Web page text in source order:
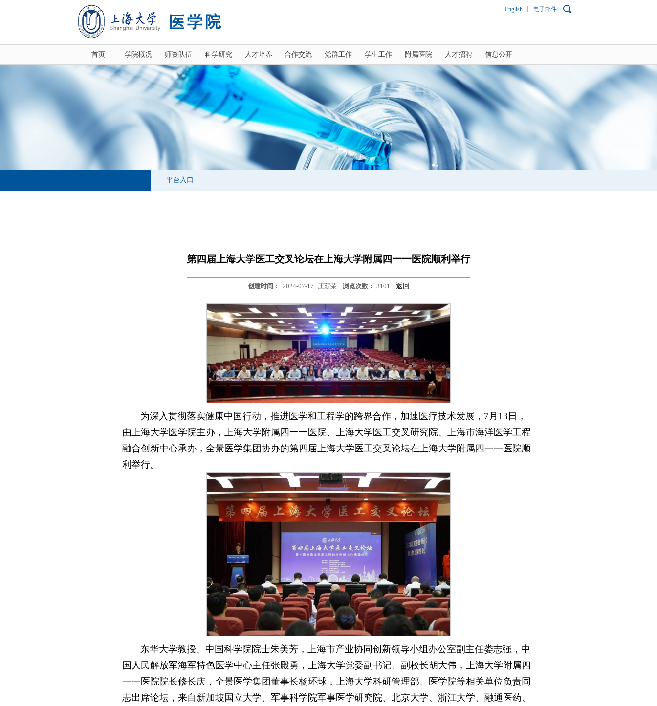
English 电子邮件
首页 学院概况 师资队伍 科学研究 人才培养 合作交流 党群工作 学生工作 附属医院 人才招聘 信息公开
平台入口
第四届上海大学医工交叉论坛在上海大学附属四一一医院顺利举行
创建时间： 2024-07-17 庄薪荣 浏览次数： 3101 返回
为深入贯彻落实健康中国行动，推进医学和工程学的跨界合作，加速医疗技术发展，7月13日，
由上海大学医学院主办，上海大学附属四一一医院、上海大学医工交叉研究院、上海市海洋医学工程
融合创新中心承办，全景医学集团协办的第四届上海大学医工交叉论坛在上海大学附属四一一医院顺
利举行。
东华大学教授、中国科学院院士朱美芳，上海市产业协同创新领导小组办公室副主任娄志强，中
国人民解放军海军特色医学中心主任张殿勇，上海大学党委副书记、副校长胡大伟，上海大学附属四
一一医院院长修长庆，全景医学集团董事长杨环球，上海大学科研管理部、医学院等相关单位负责同
志出席论坛，来自新加坡国立大学、军事科学院军事医学研究院、北京大学、浙江大学、融通医药、